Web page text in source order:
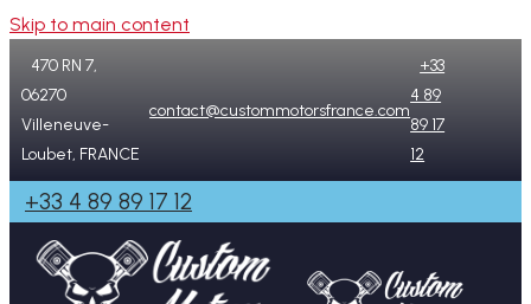
Skip to main content
470 RN 7,
06270
Villeneuve-
Loubet, FRANCE
contact@custommotorsfrance.com
+33
4 89
89 17
12
+33 4 89 89 17 12